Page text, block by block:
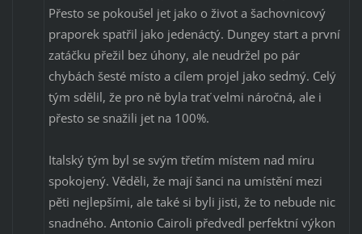
Přesto se pokoušel jet jako o život a šachovnicový
praporek spatřil jako jedenáctý. Dungey start a první
zatáčku přežil bez úhony, ale neudržel po pár
chybách šesté místo a cílem projel jako sedmý. Celý
tým sdělil, že pro ně byla trať velmi náročná, ale i
přesto se snažili jet na 100%.
Italský tým byl se svým třetím místem nad míru
spokojený. Věděli, že mají šanci na umístění mezi
pěti nejlepšími, ale také si byli jisti, že to nebude nic
snadného. Antonio Cairoli předvedl perfektní výkon